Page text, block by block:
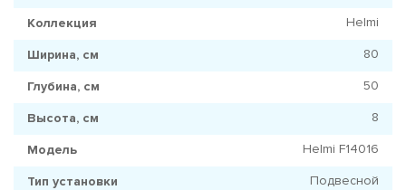
Коллекция Helmi
Ширина, см 80
Глубина, см 50
Высота, см 8
Модель Helmi F14016
Тип установки Подвесной